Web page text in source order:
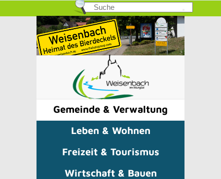
Gemeinde & Verwaltung
Leben & Wohnen
Freizeit & Tourismus
Wirtschaft & Bauen